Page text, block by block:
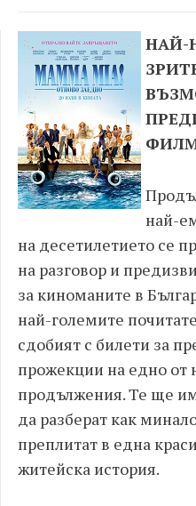
НАЙ-
най-
на десетилетието се
на разговор и
за киноманите в
най-големите
сдобият с билети за
прожекции на едно от
продължения. Те ще
да разберат как
преплитат в една
житейска история.